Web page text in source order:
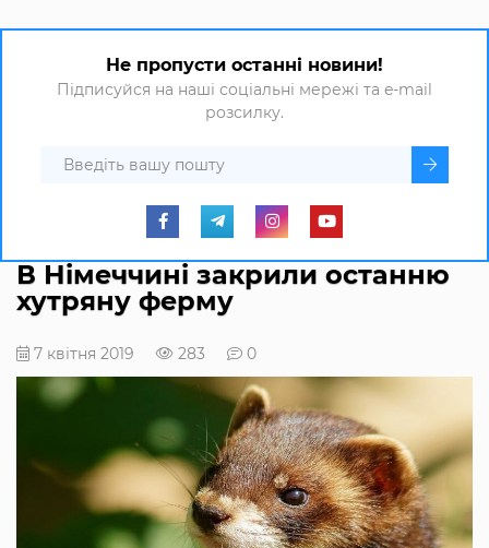
Не пропусти останні новини!
Підписуйся на наші соціальні мережі та e-mail
розсилку.
В Німеччині закрили останню
хутряну ферму
7 квітня 2019 283 0